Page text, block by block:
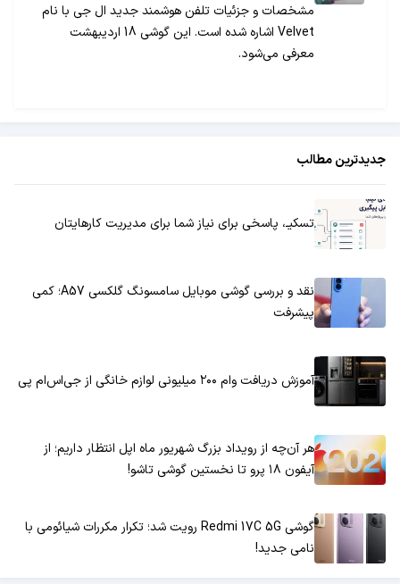
مشخصات و جزئیات تلفن هوشمند جدید ال جی با نام
Velvet اشاره شده است. این گوشی 18 اردیبهشت
معرفی می‌شود.
جدیدترین مطالب
تسکیـ، پاسخی برای نیاز شما برای مدیریت کارهایتان
نقد و بررسی گوشی موبایل سامسونگ گلکسی A57؛ کمی
پیشرفت
آموزش دریافت وام ۲۰۰ میلیونی لوازم خانگی از جی‌اس‌ام پی
هر آن‌چه از رویداد بزرگ شهریور ماه اپل انتظار داریم؛ از
آیفون ۱۸ پرو تا نخستین گوشی تاشو!
گوشی Redmi 17C 5G رویت شد؛ تکرار مکررات شیائومی با
نامی جدید!